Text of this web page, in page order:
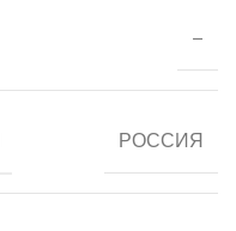
–
РОССИЯ